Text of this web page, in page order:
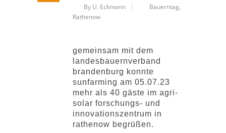
By U. Eckmann Bauerntag,
Rathenow
gemeinsam mit dem
landesbauernverband
brandenburg konnte
sunfarming am 05.07.23
mehr als 40 gäste im agri-
solar forschungs- und
innovationszentrum in
rathenow begrüßen.